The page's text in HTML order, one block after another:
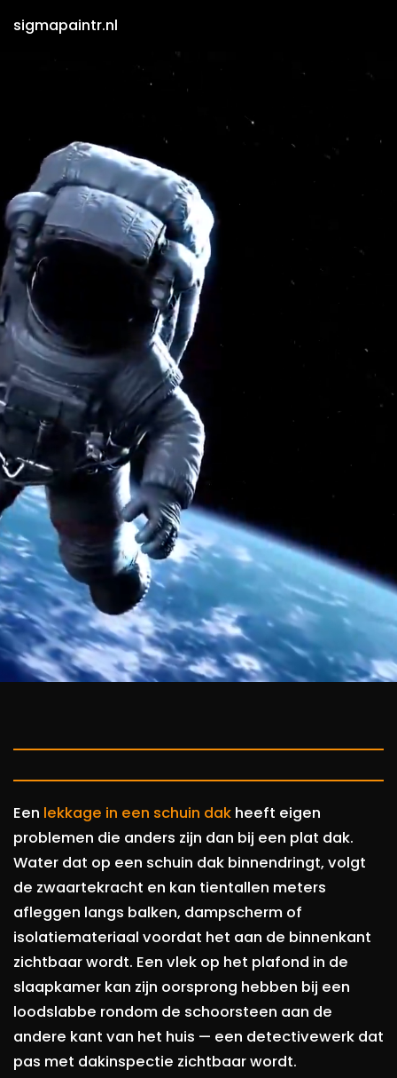
sigmapaintr.nl
Een lekkage in een schuin dak heeft eigen
problemen die anders zijn dan bij een plat dak.
Water dat op een schuin dak binnendringt, volgt
de zwaartekracht en kan tientallen meters
afleggen langs balken, dampscherm of
isolatiemateriaal voordat het aan de binnenkant
zichtbaar wordt. Een vlek op het plafond in de
slaapkamer kan zijn oorsprong hebben bij een
loodslabbe rondom de schoorsteen aan de
andere kant van het huis — een detectivewerk dat
pas met dakinspectie zichtbaar wordt.